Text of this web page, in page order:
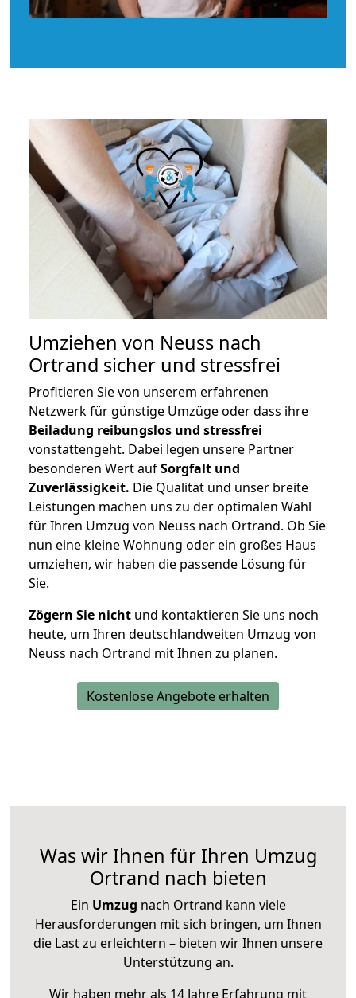
Umziehen von Neuss nach
Ortrand sicher und stressfrei
Profitieren Sie von unserem erfahrenen
Netzwerk für günstige Umzüge oder dass ihre
Beiladung reibungslos und stressfrei
vonstattengeht. Dabei legen unsere Partner
besonderen Wert aufSorgfalt und
Zuverlässigkeit. Die Qualität und unser breite
Leistungen machen uns zu der optimalen Wahl
für Ihren Umzug von Neuss nach Ortrand. Ob Sie
nun eine kleine Wohnung oder ein großes Haus
umziehen, wir haben die passende Lösung für
Sie.
Zögern Sie nicht und kontaktieren Sie uns noch
heute, um Ihren deutschlandweiten Umzug von
Neuss nach Ortrand mit Ihnen zu planen.
Kostenlose Angebote erhalten
Was wir Ihnen für Ihren Umzug
Ortrand nach bieten
Ein Umzug nach Ortrand kann viele
Herausforderungen mit sich bringen, um Ihnen
die Last zu erleichtern – bieten wir Ihnen unsere
Unterstützung an.
Wir haben mehr als 14 Jahre Erfahrung mit